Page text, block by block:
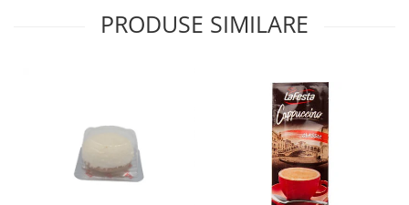
PRODUSE SIMILARE